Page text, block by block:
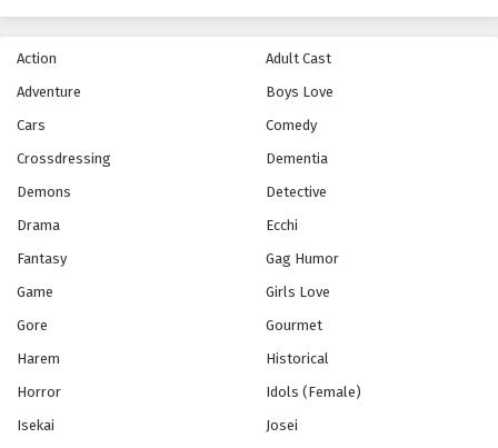
Action
Adult Cast
Adventure
Boys Love
Cars
Comedy
Crossdressing
Dementia
Demons
Detective
Drama
Ecchi
Fantasy
Gag Humor
Game
Girls Love
Gore
Gourmet
Harem
Historical
Horror
Idols (Female)
Isekai
Josei